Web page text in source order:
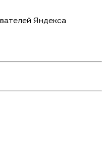
Яндекса